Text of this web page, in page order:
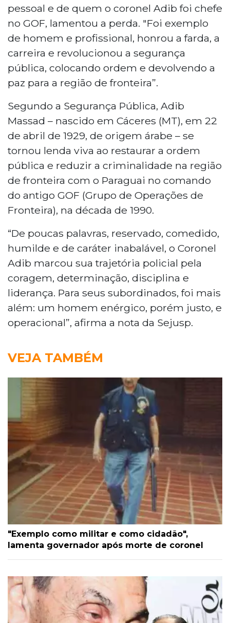
pessoal e de quem o coronel Adib foi chefe
no GOF, lamentou a perda. "Foi exemplo
de homem e profissional, honrou a farda, a
carreira e revolucionou a segurança
pública, colocando ordem e devolvendo a
paz para a região de fronteira”.
Segundo a Segurança Pública, Adib
Massad – nascido em Cáceres (MT), em 22
de abril de 1929, de origem árabe – se
tornou lenda viva ao restaurar a ordem
pública e reduzir a criminalidade na região
de fronteira com o Paraguai no comando
do antigo GOF (Grupo de Operações de
Fronteira), na década de 1990.
“De poucas palavras, reservado, comedido,
humilde e de caráter inabalável, o Coronel
Adib marcou sua trajetória policial pela
coragem, determinação, disciplina e
liderança. Para seus subordinados, foi mais
além: um homem enérgico, porém justo, e
operacional”, afirma a nota da Sejusp.
VEJA TAMBÉM
"Exemplo como militar e como cidadão",
lamenta governador após morte de coronel